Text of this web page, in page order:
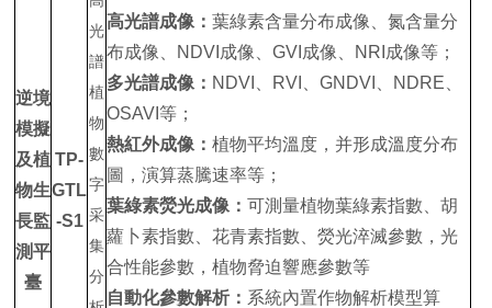
逆境
模擬
及植
物生
長監
測平
臺
TP-
GTL
-S1
高光譜成像：葉綠素含量分布成像、氮含量分
布成像、NDVI成像、GVI成像、NRI成像等；
多光譜成像： NDVI、RVI、GNDVI、NDRE、
OSAVI等；
熱紅外成像：植物平均溫度，并形成溫度分布
圖，演算蒸騰速率等；
葉綠素熒光成像：可測量植物葉綠素指數、胡
蘿卜素指數、花青素指數、熒光淬滅參數，光
合性能參數，植物脅迫響應參數等
自動化參數解析： 系統內置作物解析模型算